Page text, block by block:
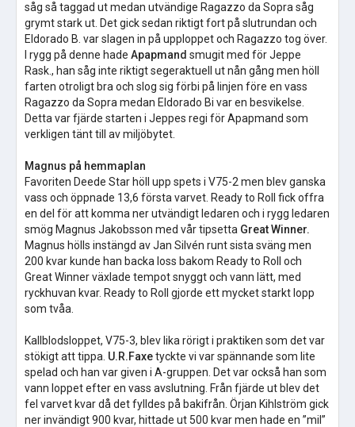
såg så taggad ut medan utvändige Ragazzo da Sopra såg
grymt stark ut. Det gick sedan riktigt fort på slutrundan och
Eldorado B. var slagen in på upploppet och Ragazzo tog över.
I rygg på denne hade Apapmand smugit med för Jeppe
Rask., han såg inte riktigt segeraktuell ut nån gång men höll
farten otroligt bra och slog sig förbi på linjen före en vass
Ragazzo da Sopra medan Eldorado Bi var en besvikelse.
Detta var fjärde starten i Jeppes regi för Apapmand som
verkligen tänt till av miljöbytet.
Magnus på hemmaplan
Favoriten Deede Star höll upp spets i V75-2 men blev ganska
vass och öppnade 13,6 första varvet. Ready to Roll fick offra
en del för att komma ner utvändigt ledaren och i rygg ledaren
smög Magnus Jakobsson med vår tipsetta Great Winner.
Magnus hölls instängd av Jan Silvén runt sista sväng men
200 kvar kunde han backa loss bakom Ready to Roll och
Great Winner växlade tempot snyggt och vann lätt, med
ryckhuvan kvar. Ready to Roll gjorde ett mycket starkt lopp
som tvåa.
Kallblodsloppet, V75-3, blev lika rörigt i praktiken som det var
stökigt att tippa. U.R.Faxetyckte vi var spännande som lite
spelad och han var given i A-gruppen. Det var också han som
vann loppet efter en vass avslutning. Från fjärde ut blev det
fel varvet kvar då det fylldes på bakifrån. Örjan Kihlström gick
ner invändigt 900 kvar, hittade ut 500 kvar men hade en ”mil”